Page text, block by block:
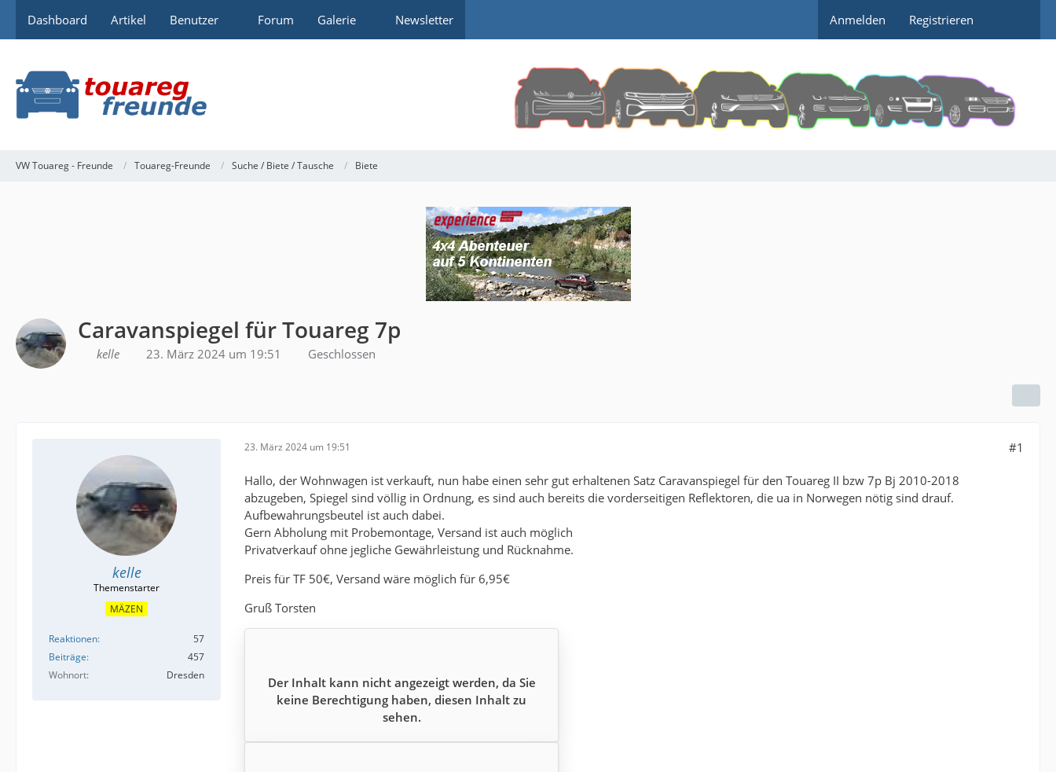
Dashboard Artikel Benutzer Forum Galerie Newsletter Anmelden Registrieren
VW Touareg - Freunde Touareg-Freunde Suche / Biete / Tausche Biete
Caravanspiegel für Touareg 7p
kelle 23. März 2024 um 19:51 Geschlossen
kelle
MÄZEN
Reaktionen
57
Beiträge
457
Wohnort
Dresden
23. März 2024 um 19:51 #1
Hallo, der Wohnwagen ist verkauft, nun habe einen sehr gut erhaltenen Satz Caravanspiegel für den Touareg II bzw 7p Bj 2010-2018
abzugeben, Spiegel sind völlig in Ordnung, es sind auch bereits die vorderseitigen Reflektoren, die ua in Norwegen nötig sind drauf.
Aufbewahrungsbeutel ist auch dabei.
Gern Abholung mit Probemontage, Versand ist auch möglich
Privatverkauf ohne jegliche Gewährleistung und Rücknahme.
Preis für TF 50€, Versand wäre möglich für 6,95€
Gruß Torsten
Der Inhalt kann nicht angezeigt werden, da Sie
keine Berechtigung haben, diesen Inhalt zu
sehen.